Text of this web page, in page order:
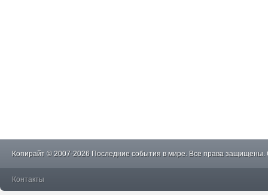
Копирайт © 2007-2026 Последние события в мире. Все права защищены.
Контакты